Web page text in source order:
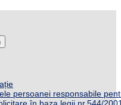
persoanei responsabile